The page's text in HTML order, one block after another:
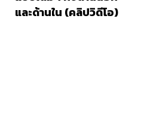
และด้านใน (คลิปวิดีโอ)